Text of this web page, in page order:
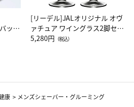
ッグ
ス
[リーデル]JALオリジナル オヴ
ァチュア ワイングラス2脚セッ
ト（レッドワイン）
5,280円 （税込）
康 > メンズシェーバー・グルーミング